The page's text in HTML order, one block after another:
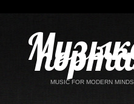
MUSIC FOR MODERN MINDS